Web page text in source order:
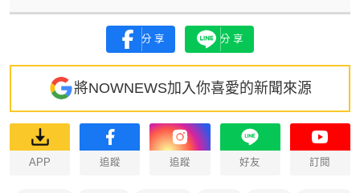
分享 分享
將NOWNEWS加入你喜愛的新聞來源
APP 追蹤 追蹤 好友 訂閱